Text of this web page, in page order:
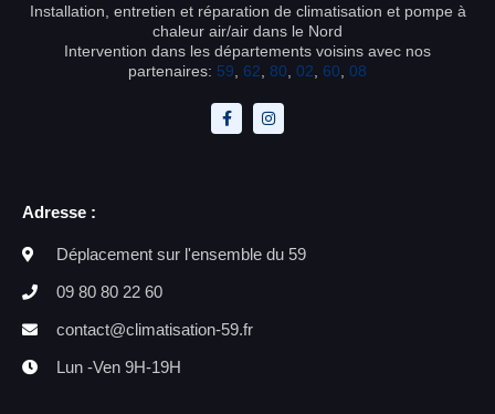
Installation, entretien et réparation de climatisation et pompe à
chaleur air/air dans le Nord
Intervention dans les départements voisins avec nos
partenaires: 59 62 80 02 60 08
Adresse :
Déplacement sur l'ensemble du 59
09 80 80 22 60
contact@climatisation-59.fr
Lun -Ven 9H-19H